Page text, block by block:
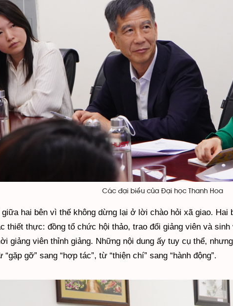
Các đại biểu của Đại học Thanh Hoa
hai bên vì thế không dừng lại ở lời chào hỏi xã giao. Hai
thiết thực: đồng tổ chức hội thảo, trao đổi giảng viên và
giảng viên thỉnh giảng. Những nội dung ấy tuy cụ thể,
gỡ” sang “hợp tác”, từ “thiện chí” sang “hành động”.